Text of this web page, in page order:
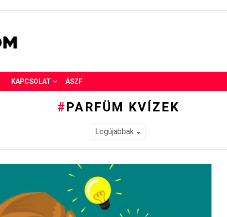
KAPCSOLAT ÁSZF
PARFÜM KVÍZEK